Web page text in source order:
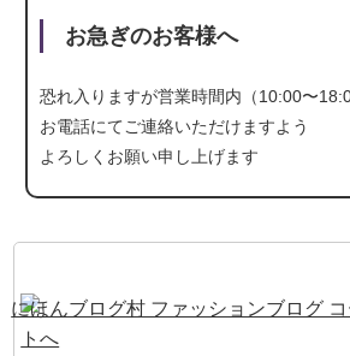
お急ぎのお客様へ
恐れ入りますが営業時間内（10:00〜
お電話にてご連絡いただけますよう
よろしくお願い申し上げます